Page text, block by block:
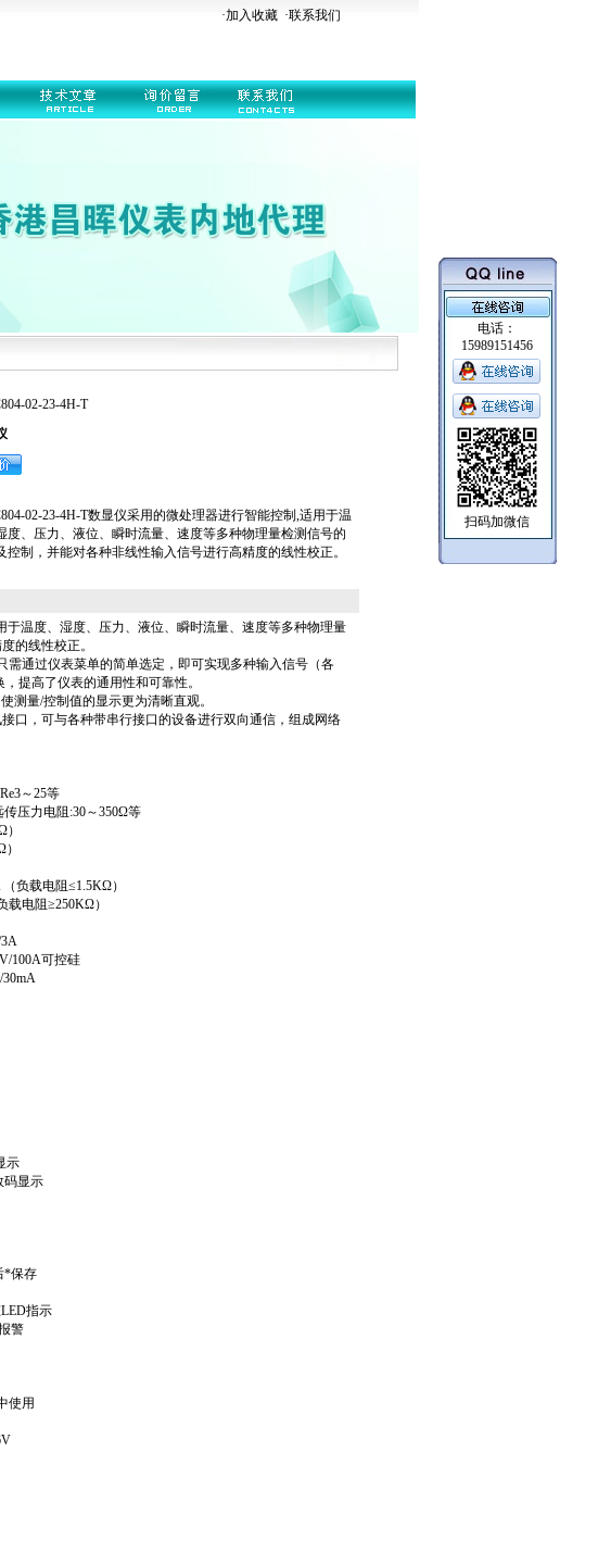
·加入收藏 ·联系我们
02-23-4H-T
02-23-4H-T数显仪采用的微处理器进行智能控制,适用于温
度、压力、液位、瞬时流量、速度等多种物理量检测信号的
控制，并能对各种非线性输入信号进行高精度的线性校正。
温度、湿度、压力、液位、瞬时流量、速度等多种物理量
的线性校正。
通过仪表菜单的简单选定，即可实现多种输入信号（各
提高了仪表的通用性和可靠性。
测量/控制值的显示更为清晰直观。
口，可与各种带串行接口的设备进行双向通信，组成网络
～25等
力电阻:30～350Ω等
负载电阻≤1.5KΩ）
阻≥250KΩ）
可控硅
示
显示
保存
指示
警
使用
电话：
15989151456
扫码加微信